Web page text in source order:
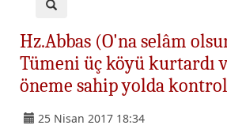
Hz.Abbas (O'na selâm
Tümeni üç köyü kurtardı
öneme sahip yolda
25 Nisan 2017 18:34